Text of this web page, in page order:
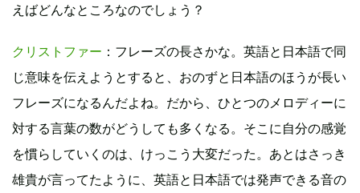
えばどんなところなのでしょう？
クリストファー ：フレーズの長さかな。英語と日本語で同
じ意味を伝えようとすると、おのずと日本語のほうが長い
フレーズになるんだよね。だから、ひとつのメロディーに
対する言葉の数がどうしても多くなる。そこに自分の感覚
を慣らしていくのは、けっこう大変だった。あとはさっき
雄貴が言ってたように、英語と日本語では発声できる音の